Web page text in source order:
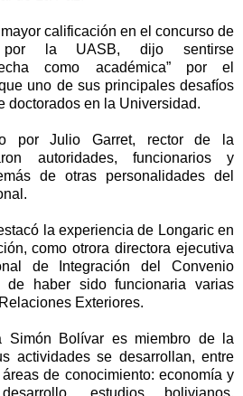
calificación en el concurso de
por la UASB, dijo sentirse
como académica” por el
uno de sus principales desafíos
doctorados en la Universidad.
por Julio Garret, rector de la
autoridades, funcionarios y
de otras personalidades del
la experiencia de Longaric en
como otrora directora ejecutiva
de Integración del Convenio
de haber sido funcionaria varias
Exteriores.
Simón Bolívar es miembro de la
actividades se desarrollan, entre
de conocimiento: economía y
estudios bolivianos,